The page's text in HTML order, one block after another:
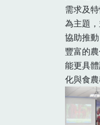
需求及
為主題
協助推
豐富的
能更具
化與食農